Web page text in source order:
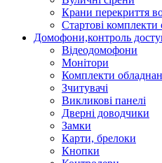
Крани перекриття
Стартові комплекти
Домофони,контроль
Відеодомофони
Монітори
Комплекти
Зчитувачі
Викликові панелі
Дверні доводчики
Замки
Карти, брелоки
Кнопки